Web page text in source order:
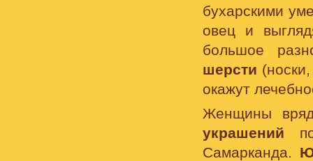
бухарскими
овец и
большое
шерсти
окажут
Женщины
украшений
Самарканда.